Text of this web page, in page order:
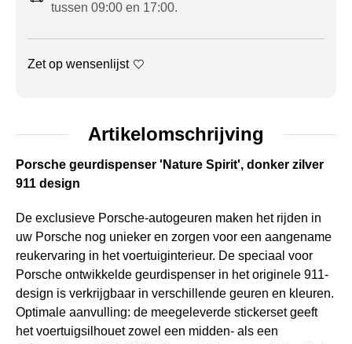
tussen 09:00 en 17:00.
Zet op wensenlijst
Artikelomschrijving
Porsche geurdispenser 'Nature Spirit', donker zilver
911 design
De exclusieve Porsche-autogeuren maken het rijden in
uw Porsche nog unieker en zorgen voor een aangename
reukervaring in het voertuiginterieur. De speciaal voor
Porsche ontwikkelde geurdispenser in het originele 911-
design is verkrijgbaar in verschillende geuren en kleuren.
Optimale aanvulling: de meegeleverde stickerset geeft
het voertuigsilhouet zowel een midden- als een